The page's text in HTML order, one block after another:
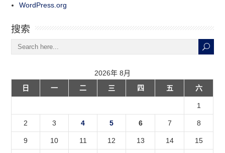
WordPress.org
搜索
2026年 8月
日
一 二 三 四 五 六
1
2 3 4 5 6 7 8
9 10 11 12 13 14 15